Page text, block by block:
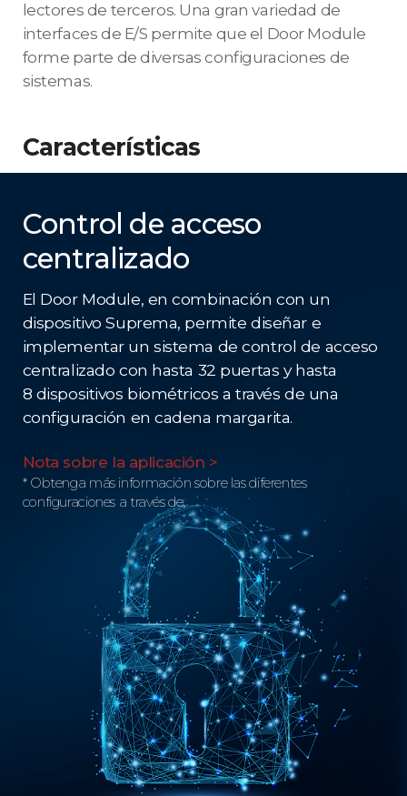
lectores de terceros. Una gran variedad de
interfaces de E/S permite que el Door Module
forme parte de diversas configuraciones de
sistemas.
Características
Control de acceso
centralizado
El Door Module, en combinación con un
dispositivo Suprema, permite diseñar e
implementar un sistema de control de acceso
centralizado con hasta 32 puertas y hasta
8 dispositivos biométricos a través de una
configuración en cadena margarita.
Nota sobre la aplicación >
* Obtenga más información sobre las diferentes
configuraciones a través de.